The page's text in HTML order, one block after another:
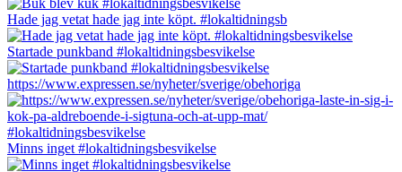
Hade jag vetat hade jag inte köpt. #lokaltidningsb
Startade punkband #lokaltidningsbesvikelse
https://www.expressen.se/nyheter/sverige/obehoriga
Minns inget #lokaltidningsbesvikelse